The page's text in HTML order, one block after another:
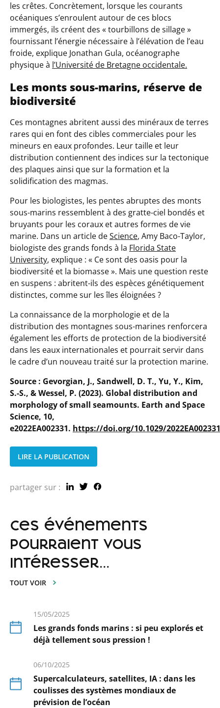
les crêtes. Concrètement, lorsque les courants
océaniques s’enroulent autour de ces blocs
immergés, ils créent des «tourbillons de sillage»
fournissant l’énergie nécessaire à l’élévation de l’eau
froide, explique Jonathan Gula, océanographe
physique à l’Université de Bretagne occidentale.
Les monts sous-marins, réserve de
biodiversité
Ces montagnes abritent aussi des minéraux de terres
rares qui en font des cibles commerciales pour les
mineurs en eaux profondes. Leur taille et leur
distribution contiennent des indices sur la tectonique
des plaques ainsi que sur la formation et la
solidification des magmas.
Pour les biologistes, les pentes abruptes des monts
sous-marins ressemblent à des gratte-ciel bondés et
bruyants pour les coraux et autres formes de vie
marine. Dans un article deScience, Amy Baco-Taylor,
biologiste des grands fonds à la Florida State
University, explique : « Ce sont des oasis pour la
biodiversité et la biomasse». Mais une question reste
en suspens : abritent-ils des espèces génétiquement
distinctes, comme sur les îles éloignées ?
La connaissance de la morphologie et de la
distribution des montagnes sous-marines renforcera
également les efforts de protection de la biodiversité
dans les eaux internationales et pourrait servir dans
le cadre d’un nouveau traité sur la protection marine.
Source : Gevorgian, J., Sandwell, D. T., Yu, Y., Kim,
S.-S., & Wessel, P. (2023). Global distribution and
morphology of small seamounts. Earth and Space
Science, 10,
e2022EA002331. https://doi.org/10.1029/2022EA002331
LIRE LA PUBLICATION
partager sur :
ces événements
pourraient vous
intéresser...
TOUT VOIR
15/05/2025
Les grands fonds marins : si peu explorés et
déjà tellement sous pression !
savoir
plus
06/10/2025
Supercalculateurs, satellites, IA : dans les
coulisses des systèmes mondiaux de
prévision de l’océan